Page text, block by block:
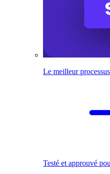
Le meilleur
Testé et approuvé